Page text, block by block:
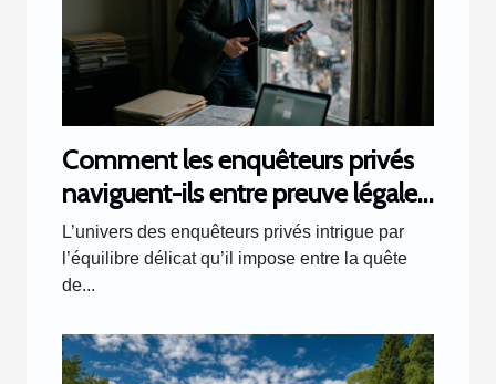
Comment les enquêteurs privés
naviguent-ils entre preuve légale
et respect de la vie privée ?
L’univers des enquêteurs privés intrigue par
l’équilibre délicat qu’il impose entre la quête
de...